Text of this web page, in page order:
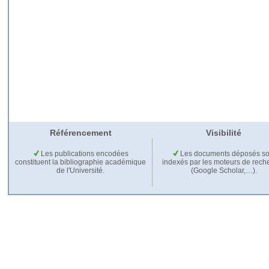
Référencement Visibilité
Les publications encodées
constituent la bibliographie académique
de l'Université.
Les documents déposés
indexés par les moteurs de
(Google Scholar,…).